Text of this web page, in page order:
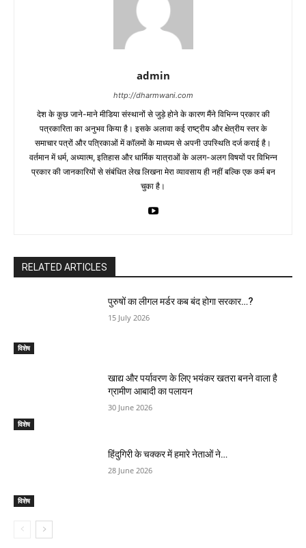
admin
http://dharmwani.com
देश के कुछ जाने-माने मीडिया संस्थानों से जुड़े होने के कारण मैंने विभिन्न प्रकार की
पत्रकारिता का अनुभव किया है। इसके अलावा कई राष्ट्रीय और क्षेत्रीय स्तर के
समाचार पत्रों और पत्रिकाओं में काॅलमों के माध्यम से अपनी उपस्थिति दर्ज कराई है।
वर्तमान में धर्म, अध्यात्म, इतिहास और धार्मिक यात्राओं के अलग-अलग विषयों पर विभिन्न
प्रकार की जानकारियों से संबंधित लेख लिखना मेरा व्यावसाय ही नहीं बल्कि एक कर्म बन
चुका है।
RELATED ARTICLES
विशेष
पुरुषों का लीगल मर्डर कब बंद होगा सरकार…?
15 July 2026
विशेष
खाद्य और पर्यावरण के लिए भयंकर खतरा बनने वाला है
ग्रामीण आबादी का पलायन
30 June 2026
विशेष
हिंदुगिरी के चक्कर में हमारे नेताओं ने…
28 June 2026